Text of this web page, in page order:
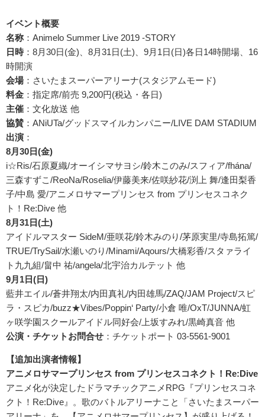
イベント概要
名称：Animelo Summer Live 2019 -STORY
日時：8月30日(金)、8月31日(土)、9月1日(日)各日14時開場、16
時開演
会場：さいたまスーパーアリーナ(スタジアムモード)
料金 ：指定席/前売 9,200円(税込・各日)
主催 ：文化放送 他
協賛 ：ANiUTa/グッドスマイルカンパニー/LIVE DAM STADIUM
出演 ：
8月30日(金)
i☆Ris/石原夏織/オーイシマサヨシ/鈴木このみ/スフィア/fhána/
三森すずこ/ReoNa/Roselia/伊藤美来/佐咲紗花/渕上 舞/逢田梨香
子/中島 愛/アニメロサマープリンセス from プリンセスコネク
ト！Re:Dive 他
8月31日(土)
アイドルマスター SideM/亜咲花/鈴木みのり/茅原実里/寺島拓篤/
TRUE/TrySail/水瀬いのり/Minami/Aqours/大橋彩香/スタァライ
ト九九組/畠中 祐/angela/北宇治カルテット 他
9月1日(日)
藍井エイル/蒼井翔太/内田真礼/内田雄馬/ZAQ/JAM Project/スピ
ラ・スピカ/buzz★Vibes/Poppin‘ Party/小倉 唯/OxT/JUNNA/虹
ヶ咲学園スクールアイドル同好会/上坂すみれ/黒崎真音 他
公演・チケットお問合せ ：チケットポート 03-5561-9001
【追加出演者情報】
アニメロサマープリンセス from プリンセスコネクト！Re:Dive
アニメ化が決定したドラマチックアニメRPG『プリンセスコネ
クト！Re:Dive』。歌のバトルアリーナこと「さいたまスーパー